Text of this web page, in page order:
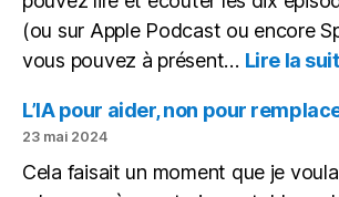
(ou sur Apple Podcast ou encore
vous pouvez à présent… Lire la
L’IA pour aider, non pour
23 mai 2024
Cela faisait un moment que je